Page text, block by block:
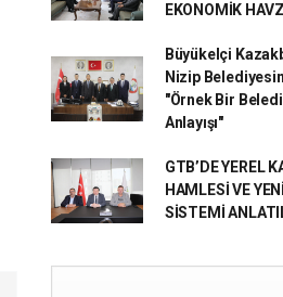
EKONOMİK
Büyükelçi
Nizip
"Örnek Bir
Anlayışı"
GTB’DE YEREL
HAMLESİ VE
SİSTEMİ